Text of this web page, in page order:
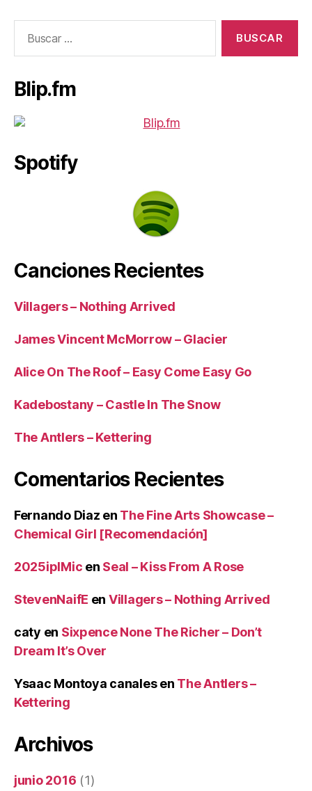
Blip.fm
Spotify
Canciones Recientes
Villagers – Nothing Arrived
James Vincent McMorrow – Glacier
Alice On The Roof – Easy Come Easy Go
Kadebostany – Castle In The Snow
The Antlers – Kettering
Comentarios Recientes
Fernando Diaz en The Fine Arts Showcase –
Chemical Girl [Recomendación]
2025iplMic en Seal – Kiss From A Rose
StevenNaifE en Villagers – Nothing Arrived
caty en Sixpence None The Richer – Don’t
Dream It’s Over
Ysaac Montoya canalesen The Antlers –
Kettering
Archivos
junio 2016 (1)